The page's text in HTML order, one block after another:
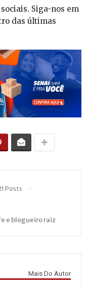
Siga-nos em
das últimas
Posts
e blogueiro raiz
Mais Do Autor